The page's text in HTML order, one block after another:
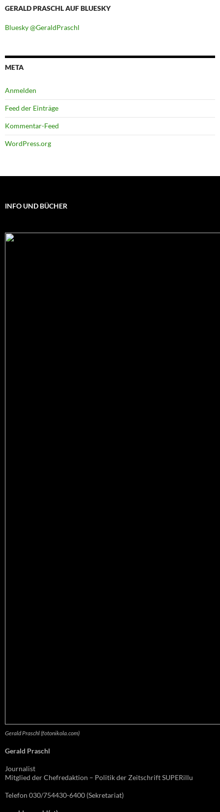
GERALD PRASCHL AUF BLUESKY
Bluesky @GeraldPraschl
META
Anmelden
Feed der Einträge
Kommentar-Feed
WordPress.org
INFO UND BÜCHER
Gerald Praschl (fotonikola.com)
Gerald Praschl
Journalist
Mitglied der Chefredaktion – Politik der Zeitschrift SUPERillu
Telefon 030/754430-6400 (Sekretariat)